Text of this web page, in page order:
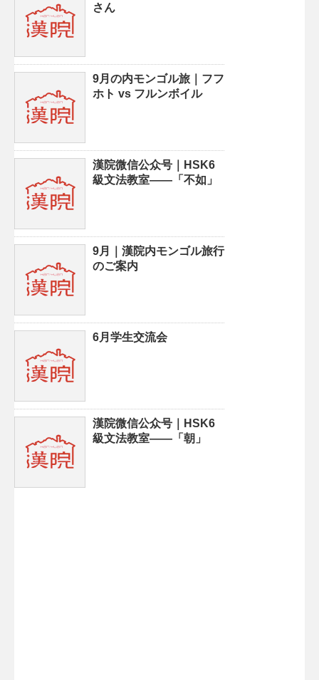
さん
9月の内モンゴル旅｜フフ
ホト vs フルンボイル
漢院微信公众号｜HSK6
級文法教室——「不如」
9月｜漢院内モンゴル旅行
のご案内
6月学生交流会
漢院微信公众号｜HSK6
級文法教室——「朝」